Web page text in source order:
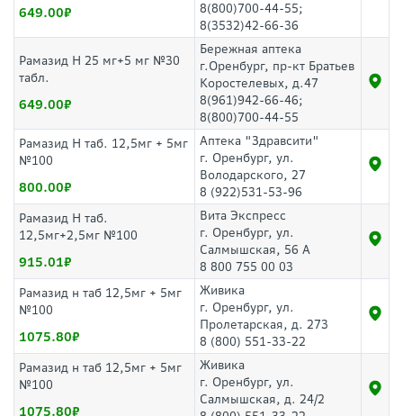
649.00
8(800)700-44-55;
8(3532)42-66-36
Рамазид Н 25 мг+5 мг №30
табл.
649.00
Бережная аптека
г.Оренбург, пр-кт Братьев
Коростелевых, д.47
8(961)942-66-46;
8(800)700-44-55
Рамазид H таб. 12,5мг + 5мг
№100
800.00
Аптека "Здравсити"
г. Оренбург, ул.
Володарского, 27
8 (922)531-53-96
Рамазид Н таб.
12,5мг+2,5мг №100
915.01
Вита Экспресс
г. Оренбург, ул.
Салмышская, 56 А
8 800 755 00 03
Рамазид н таб 12,5мг + 5мг
№100
1075.80
Живика
г. Оренбург, ул.
Пролетарская, д. 273
8 (800) 551-33-22
Рамазид н таб 12,5мг + 5мг
№100
1075.80
Живика
г. Оренбург, ул.
Салмышская, д. 24/2